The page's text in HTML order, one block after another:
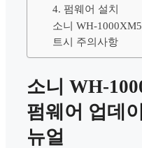
4. 펌웨어 설치
소니 WH-1000XM5
트시 주의사항
소니 WH-
펌웨어 업데
뉴얼